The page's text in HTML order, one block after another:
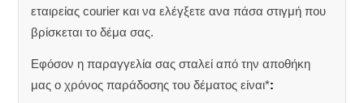
εταιρείας courier και να ελέγξετε ανα πάσα στιγμή που
βρίσκεται το δέμα σας.
Εφόσον η παραγγελία σας σταλεί από την αποθήκη
μας ο χρόνος παράδοσης του δέματος είναι*: